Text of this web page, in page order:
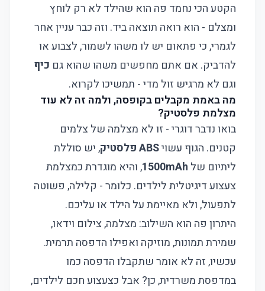
הקטע הכי נחמד פה הוא שהילד לא רק לוחץ
ומצלם - הוא רואה תוצאה ביד. וזה כבר עניין אחר
לגמרי, כי פתאום יש לו משהו לשמור, לצבוע או
להדביק. אם אתם מחפשים משהו שהוא גם כיף
וגם לא מרגיש זול מדי - תמשיכו לקרוא.
מה באמת מקבלים בקופסה, ולמה זה לא עוד
מצלמת פלסטיק?
בואו נדבר דוגרי - זו לא מצלמה של צלמים
קטנים. הגוף עשויABS פלסטיק
, יש סוללת
ליתיום של 1500mAh, והיא מוגדרת כמצלמת
צעצוע דיגיטלית לילדים. כלומר - קלילה, פשוטה
לתפעול, ולא מאיימת על הילד או עליכם.
היתרון פה הוא השילוב: מצלמה, צילום וידאו,
שמירת תמונות, מוזיקה ואפילו הדפסה תרמית.
עכשיו, זה לא אומר שתקבלו הדפסה כמו
במדפסת משרדית, כן? אבל כצעצוע חכם לילדים,